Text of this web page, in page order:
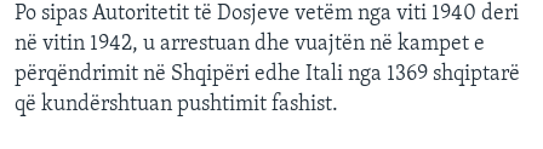
Po sipas Autoritetit të Dosjeve vetëm nga viti 1940 deri
në vitin 1942, u arrestuan dhe vuajtën në kampet e
përqëndrimit në Shqipëri edhe Itali nga 1369 shqiptarë
që kundërshtuan pushtimit fashist.